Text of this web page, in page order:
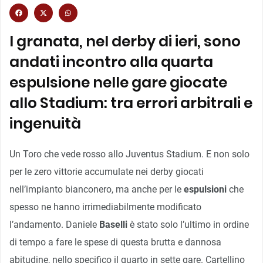
I granata, nel derby di ieri, sono
andati incontro alla quarta
espulsione nelle gare giocate
allo Stadium: tra errori arbitrali e
ingenuità
Un Toro che vede rosso allo Juventus Stadium. E non solo
per le zero vittorie accumulate nei derby giocati
nell’impianto bianconero, ma anche per le espulsioni che
spesso ne hanno irrimediabilmente modificato
l’andamento. Daniele Baselli è stato solo l’ultimo in ordine
di tempo a fare le spese di questa brutta e dannosa
abitudine, nello specifico il quarto in sette gare. Cartellino